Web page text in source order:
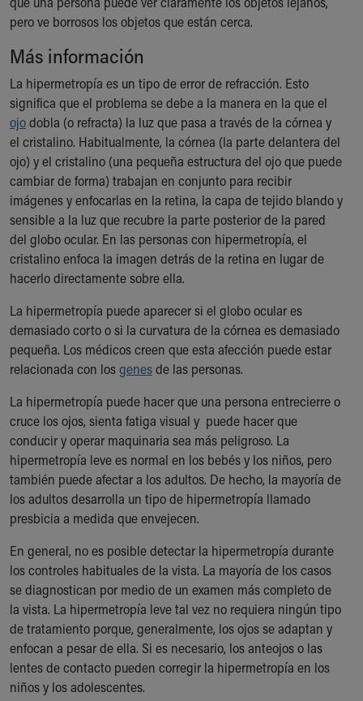
Ronald McDonald House Care Mobile
Health Centers
Symptom Checker
Financial Services
Price Estimates
Family Supports
Sports Health Services Provider for Akron Zips
New Parents
Find a Pediatrics Location
Find a Pediatrician
MyChart
Make an Appointment
Breastfeeding Medicine
Child Passenger Safety
Safe Sleep for Babies
Safe Sleep
About Akron Children's Pediatrics
Who We Are
Building a Brighter Future
Our Mission, Vision, Promise
Calendar of Events
Community Mission
Connect With Us
Our Culture of Caring
Newsroom
Our Leadership
Quality and Patient Safety
Women's Board
Our History
More childhood, please.™
Cincinnati Children's
Your Visit
MyChart Telehealth Visits
Directions
Doggie Brigade
pero ve borrosos los objetos que están cerca.
Más información
La hipermetropía es un tipo de error de refracción. Esto
significa que el problema se debe a la manera en la que el
ojodobla (o refracta) la luz que pasa a través de la córnea y
el cristalino. Habitualmente, la córnea (la parte delantera del
ojo) y el cristalino (una pequeña estructura del ojo que puede
cambiar de forma) trabajan en conjunto para recibir
imágenes y enfocarlas en la retina, la capa de tejido blando y
sensible a la luz que recubre la parte posterior de la pared
del globo ocular. En las personas con hipermetropía, el
cristalino enfoca la imagen detrás de la retina en lugar de
hacerlo directamente sobre ella.
La hipermetropía puede aparecer si el globo ocular es
demasiado corto o si la curvatura de la córnea es demasiado
pequeña. Los médicos creen que esta afección puede estar
relacionada con losgenesde las personas.
La hipermetropía puede hacer que una persona entrecierre o
cruce los ojos, sienta fatiga visual y puede hacer que
conducir y operar maquinaria sea más peligroso. La
hipermetropía leve es normal en los bebés y los niños, pero
también puede afectar a los adultos. De hecho, la mayoría de
los adultos desarrolla un tipo de hipermetropía llamado
presbicia a medida que envejecen.
En general, no es posible detectar la hipermetropía durante
los controles habituales de la vista. La mayoría de los casos
se diagnostican por medio de un examen más completo de
la vista. La hipermetropía leve tal vez no requiera ningún tipo
de tratamiento porque, generalmente, los ojos se adaptan y
enfocan a pesar de ella. Si es necesario, los anteojos o las
lentes de contacto pueden corregir la hipermetropía en los
niños y los adolescentes.